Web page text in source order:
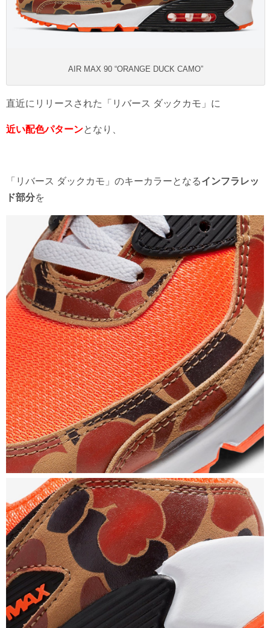
AIR MAX 90 “ORANGE DUCK CAMO”
直近にリリースされた「リバース ダックカモ」に
近い配色パターンとなり、
「リバース ダックカモ」のキーカラーとなるインフラレッ
ド部分を